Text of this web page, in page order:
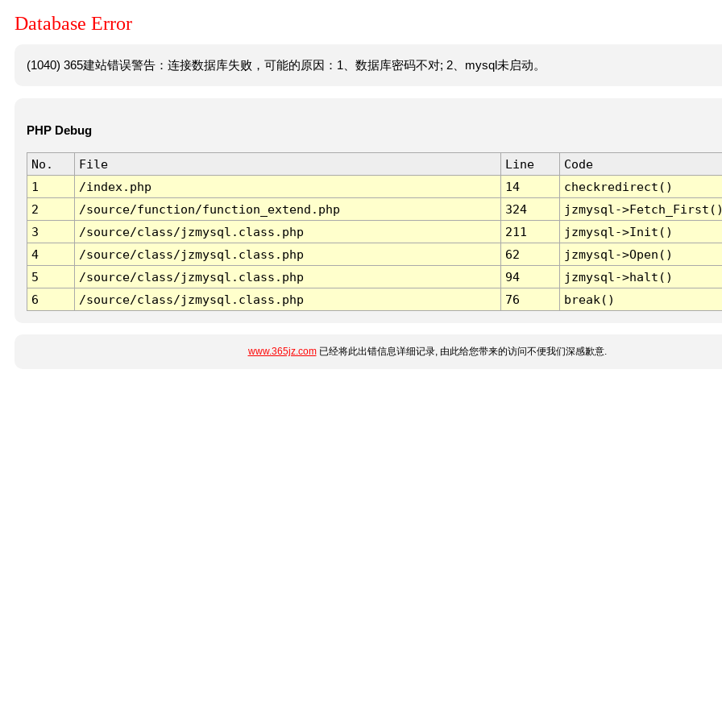
Database Error
(1040) 365建站错误警告：连接数据库失败，可能的原因：1、数据库密码不对; 2、mysql未启动。
PHP Debug
No. File Line
Code
1
/index.php 14
checkredirect()
2
/source/function/function_extend.php 324
jzmysql-
3
/source/class/jzmysql.class.php 211
jzmysql->Init()
4
/source/class/jzmysql.class.php 62
jzmysql->Open()
5
/source/class/jzmysql.class.php 94
jzmysql->halt()
6
/source/class/jzmysql.class.php 76 break()
www.365jz.com已经将此出错信息详细记录, 由此给您带来的访问不便我们深感歉意.